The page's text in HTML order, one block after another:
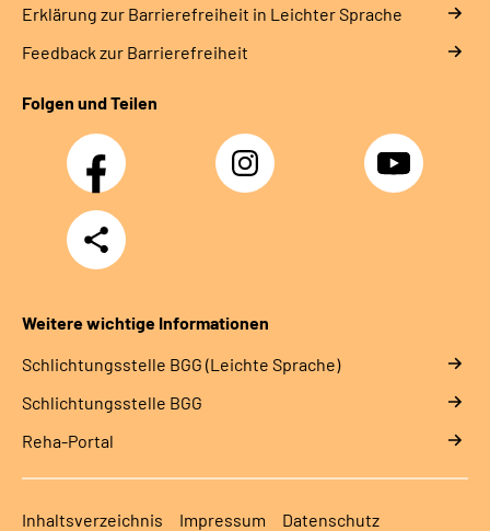
Erklärung zur Barrierefreiheit in Leichter Sprache
Feedback zur Barrierefreiheit
Folgen und Teilen
Facebook Instagram YouTube
Teilen
Weitere wichtige Informationen
Schlich­tungs­stel­le BGG (Leichte Sprache)
Schlich­tungs­stel­le BGG
Reha-Portal
Inhaltsverzeichnis Impressum Datenschutz